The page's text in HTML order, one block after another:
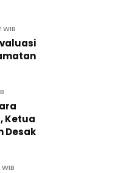
WIB
Ketua
Desak